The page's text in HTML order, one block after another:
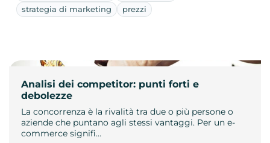
strategia di marketing
prezzi
Analisi dei competitor: punti forti e
debolezze
La concorrenza è la rivalità tra due o più persone o
aziende che puntano agli stessi vantaggi. Per un e-
commerce signifi…